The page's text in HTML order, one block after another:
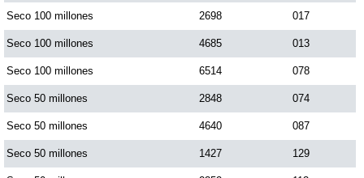
Seco 100 millones 2698 017
Seco 100 millones 4685 013
Seco 100 millones 6514 078
Seco 50 millones 2848 074
Seco 50 millones 4640 087
Seco 50 millones 1427 129